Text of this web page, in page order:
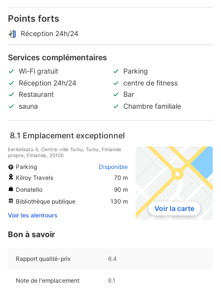
Points forts
Réception 24h/24
Services complémentaires
Wi-Fi gratuit
Parking
Réception 24h/24
centre de fitness
Restaurant
Bar
sauna
Chambre familiale
8.1 Emplacement exceptionnel
Eerikinkatu 4, Centre-ville Turku, Turku, Finlande
propre, Finlande, 20100
Parking
Disponible
Kilroy Travels
70 m
Donatello
90 m
Bibliothèque publique
130 m
Voir les alentours
Voir la carte
Bon à savoir
Rapport qualité-prix 6.4
Note de l'emplacement 8.1